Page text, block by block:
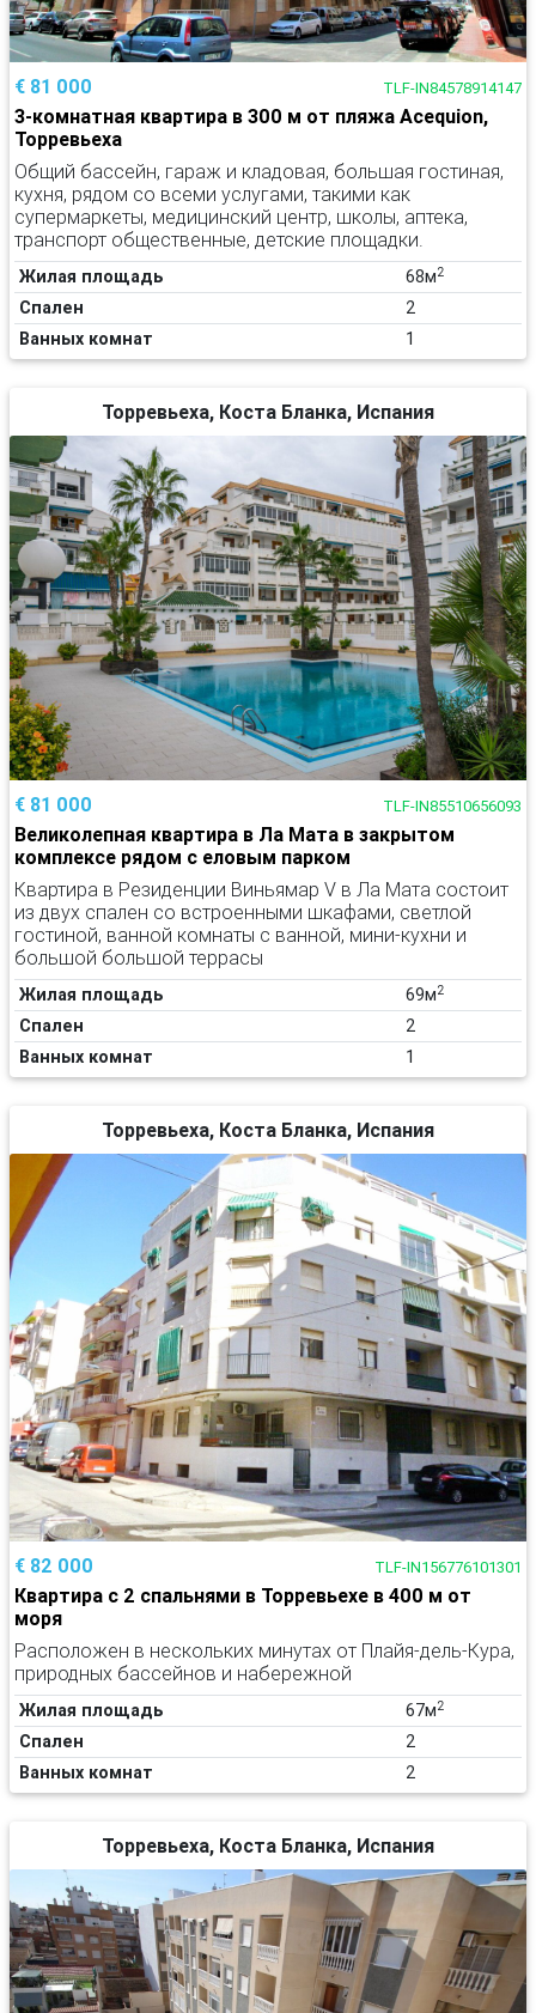
€ 81 000 TLF-IN84578914147
3-комнатная квартира в 300 м от пляжа Acequion,
Торревьеха
Общий бассейн, гараж и кладовая, большая гостиная,
кухня, рядом со всеми услугами, такими как
супермаркеты, медицинский центр, школы, аптека,
транспорт общественные, детские площадки.
Жилая площадь 68м2
Спален
2
Ванных комнат
1
Торревьеха, Коста Бланка, Испания
€ 81 000 TLF-IN85510656093
Великолепная квартира в Ла Мата в закрытом
комплексе рядом с еловым парком
Квартира в Резиденции Виньямар V в Ла Мата состоит
из двух спален со встроенными шкафами, светлой
гостиной, ванной комнаты с ванной, мини-кухни и
большой большой террасы
Жилая площадь 69м2
Спален
2
Ванных комнат
1
Торревьеха, Коста Бланка, Испания
€ 82 000 TLF-IN156776101301
Квартира с 2 спальнями в Торревьехе в 400 м от
моря
Расположен в нескольких минутах от Плайя-дель-Кура,
природных бассейнов и набережной
Жилая площадь 67м2
Спален
2
Ванных комнат
2
Торревьеха, Коста Бланка, Испания